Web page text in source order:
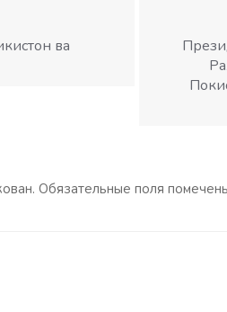
ва
Обязательные поля